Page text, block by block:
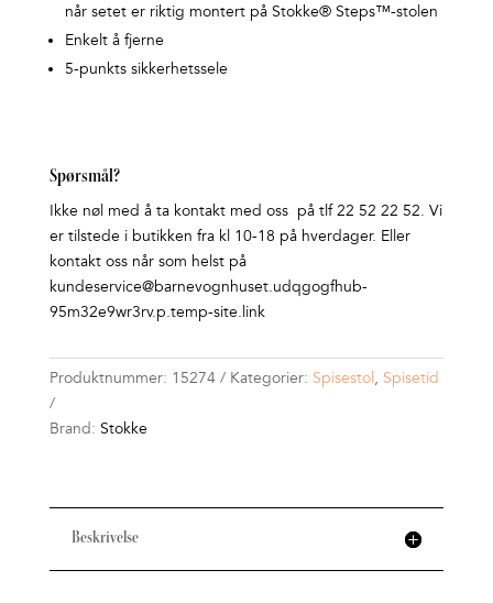
når setet er riktig montert på Stokke® Steps™-stolen
Enkelt å fjerne
5-punkts sikkerhetssele
Spørsmål?
Ikke nøl med å ta kontakt med oss på tlf 22 52 22 52. Vi
er tilstede i butikken fra kl 10-18 på hverdager. Eller
kontakt oss når som helst på
kundeservice@barnevognhuset.udqgogfhub-
95m32e9wr3rv.p.temp-site.link
Produktnummer: 15274 Kategorier: Spisestol , Spisetid
Brand: Stokke
Beskrivelse